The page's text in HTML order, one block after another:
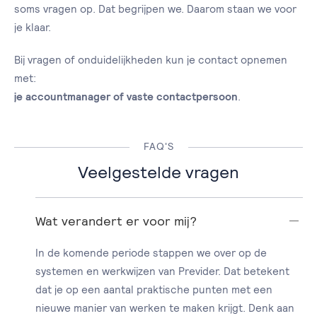
soms vragen op. Dat begrijpen we. Daarom staan we voor
je klaar.
Bij vragen of onduidelijkheden kun je contact opnemen
met:
je accountmanager of vaste contactpersoon.
FAQ'S
Veelgestelde vragen
Wat verandert er voor mij?
In de komende periode stappen we over op de
systemen en werkwijzen van Previder. Dat betekent
dat je op een aantal praktische punten met een
nieuwe manier van werken te maken krijgt. Denk aan